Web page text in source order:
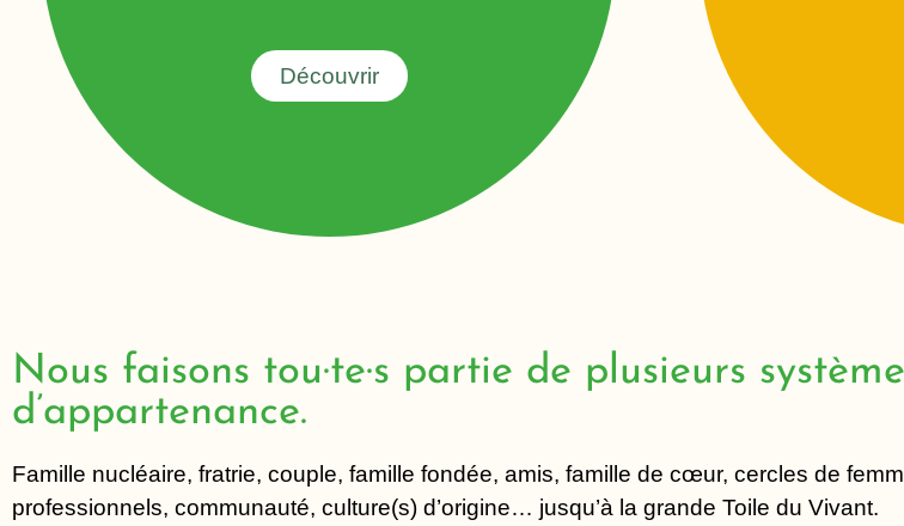
Découvrir
Nous faisons tou·te·s partie de plusieurs
d’appartenance.
Famille nucléaire, fratrie, couple, famille fondée, amis, famille de cœur, cercles de
professionnels, communauté, culture(s) d’origine… jusqu’à la grande Toile du Vivant.